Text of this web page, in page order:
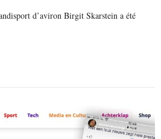
d’aviron Birgit Skarstein a été